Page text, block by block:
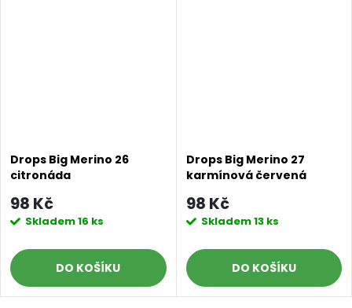
Drops Big Merino 26
citronáda
98 Kč
Skladem16 ks
DO KOŠÍKU
Drops Big Merino 27
karmínová červená
98 Kč
Skladem13 ks
DO KOŠÍKU